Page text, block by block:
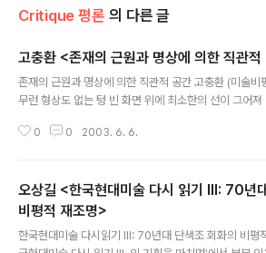
Critique 평론 의 다른 글
고충환 <존재의 근원과 명상에 의한 직관적
존재의 근원과 명상에 의한 직관적 공간 고충환 (미술비
무런 형상도 없는 텅 빈 화면 위에 최소한의 선이 그어져
그 선은 선이라기보다는 차라리 면에 가깝다. 그것은 분
각이 의존하고 있는 현상이 감각요소에 속한다면, 실제
시각은 외계를 자기의 안쪽으로 불러들이는 일종의 감각
선험적인 것으로서 감각 코드에 붙잡히지 않는다. 대신,
영역으로 남겨진다...
0 0 2003. 6. 6.
오상길 <한국현대미술 다시 읽기 III: 70년
비평적 재조명>
한국현대미술 다시읽기 III: 70년대 단색조 회화의 비평